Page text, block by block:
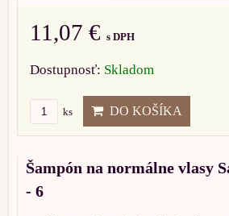
11,07 € s DPH
Dostupnosť: Skladom
ks DO KOŠÍKA
Šampón na normálne vlasy
- 6